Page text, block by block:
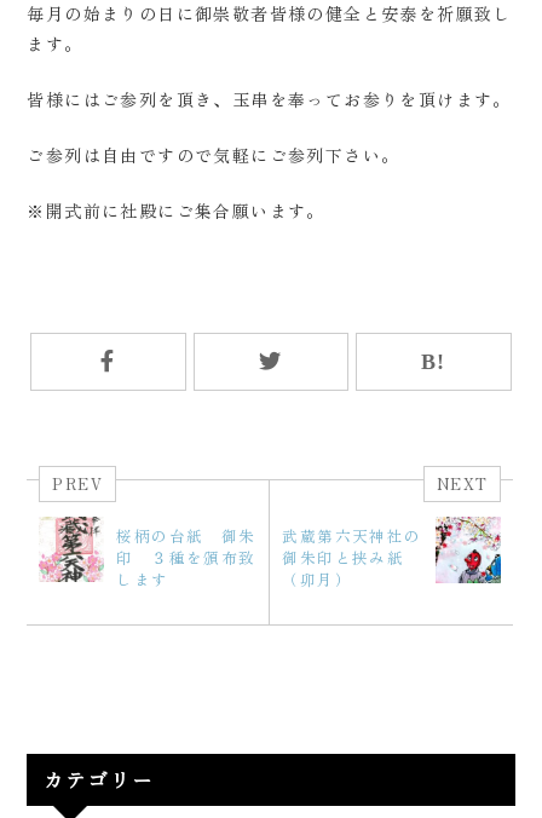
毎月の始まりの日に御崇敬者皆様の健全と安泰を祈願致し
ます。
皆様にはご参列を頂き、玉串を奉ってお参りを頂けます。
ご参列は自由ですので気軽にご参列下さい。
※開式前に社殿にご集合願います。
PREV
桜柄の台紙 御朱
印 ３種を頒布致
します
NEXT
武蔵第六天神社の
御朱印と挟み紙
（卯月）
カテゴリー